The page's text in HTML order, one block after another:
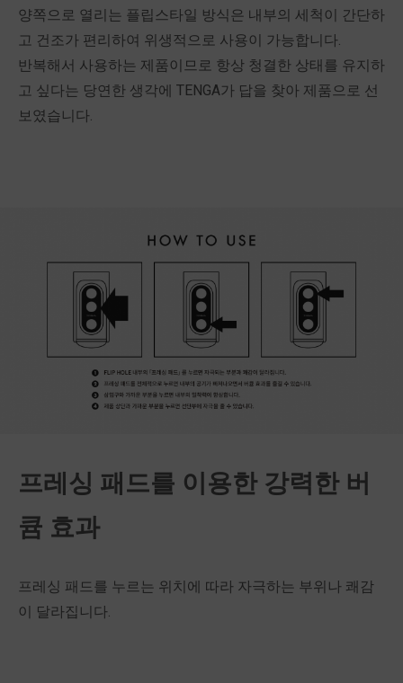
양쪽으로 열리는 플립스타일 방식은 내부의 세척이 간단하
고 건조가 편리하여 위생적으로 사용이 가능합니다.
반복해서 사용하는 제품이므로 항상 청결한 상태를 유지하
고 싶다는 당연한 생각에 TENGA가 답을 찾아 제품으로 선
보였습니다.
프레싱 패드를 이용한 강력한 버
큠 효과
프레싱 패드를 누르는 위치에 따라 자극하는 부위나 쾌감
이 달라집니다.